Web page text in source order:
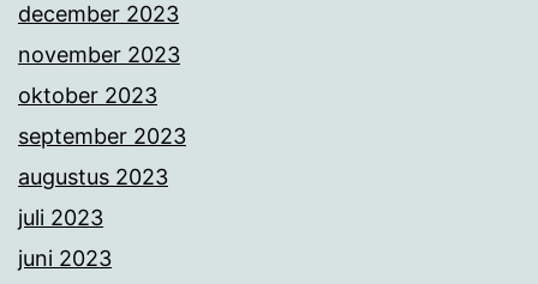
december 2023
november 2023
oktober 2023
september 2023
augustus 2023
juli 2023
juni 2023